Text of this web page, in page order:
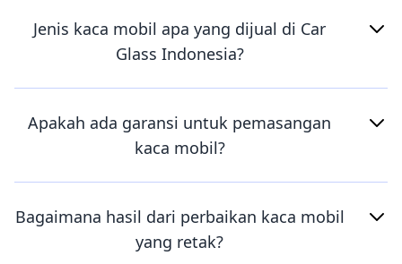
Jenis kaca mobil apa yang dijual di Car
Glass Indonesia?
Apakah ada garansi untuk pemasangan
kaca mobil?
Bagaimana hasil dari perbaikan kaca mobil
yang retak?